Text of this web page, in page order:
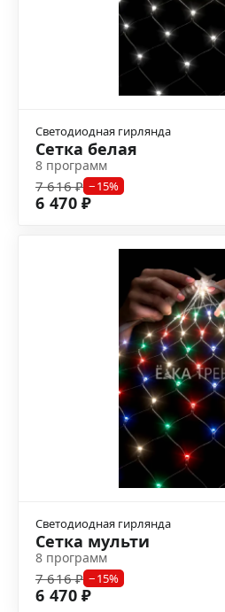
Светодиодная гирлянда
Сетка белая
8 программ
7 616 ₽ −15%
6 470 ₽
Светодиодная гирлянда
Сетка мульти
8 программ
7 616 ₽ −15%
6 470 ₽